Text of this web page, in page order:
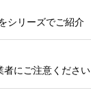
シリーズでご紹介
者にご注意ください